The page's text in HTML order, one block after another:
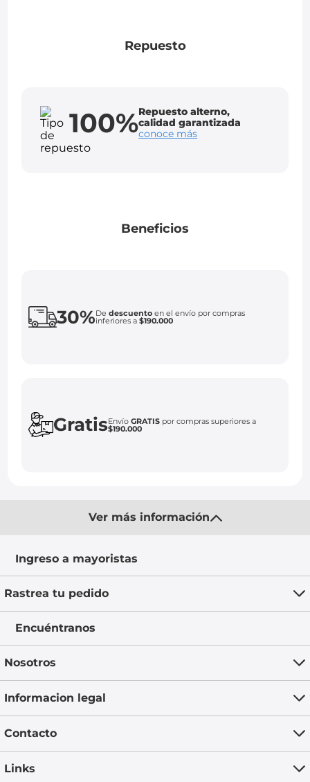
Repuesto
100%Repuesto alterno,
calidad garantizada
conoce más
Beneficios
30%Dedescuento en el envío por compras
inferiores a$190.000
GratisEnvíoGRATIS por compras superiores a
$190.000
Ver más información
Ingreso a mayoristas
Rastrea tu pedido
Encuéntranos
Nosotros
Informacion legal
Contacto
Links